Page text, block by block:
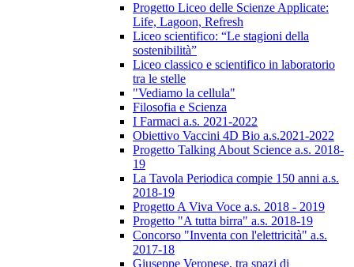
Progetto Liceo delle Scienze Applicate:
Life, Lagoon, Refresh
Liceo scientifico: “Le stagioni della
sostenibilità”
Liceo classico e scientifico in laboratorio
tra le stelle
"Vediamo la cellula"
Filosofia e Scienza
I Farmaci a.s. 2021-2022
Obiettivo Vaccini 4D Bio a.s.2021-2022
Progetto Talking About Science a.s. 2018-
19
La Tavola Periodica compie 150 anni a.s.
2018-19
Progetto A Viva Voce a.s. 2018 - 2019
Progetto "A tutta birra" a.s. 2018-19
Concorso "Inventa con l'elettricità" a.s.
2017-18
Giuseppe Veronese, tra spazi di